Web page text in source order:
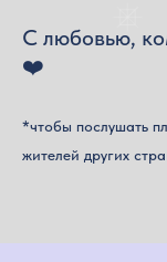
С любовью,
❤️
*чтобы послушать
жителей других